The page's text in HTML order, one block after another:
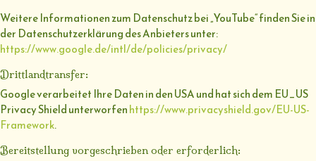
Weitere Informationen zum Datenschutz bei „YouTube“ finden Sie in
der Datenschutzerklärung des Anbieters unter:
https://www.google.de/intl/de/policies/privacy/
Drittlandtransfer:
Google verarbeitet Ihre Daten in den USA und hat sich dem EU_US
Privacy Shield unterworfenhttps://www.privacyshield.gov/EU-US-
Framework.
Bereitstellung vorgeschrieben oder erforderlich: